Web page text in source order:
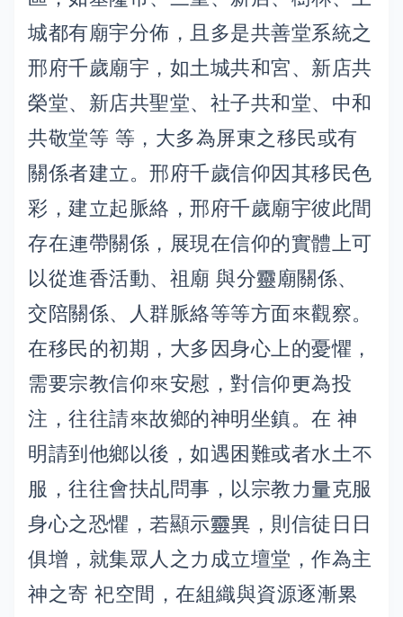
城都有廟宇分佈，且多是共善堂系統之
邢府千歲廟宇，如土城共和宮、新店共
榮堂、新店共聖堂、社子共和堂、中和
共敬堂等 等，大多為屏東之移民或有
關係者建立。邢府千歲信仰因其移民色
彩，建立起脈絡，邢府千歲廟宇彼此間
存在連帶關係，展現在信仰的實體上可
以從進香活動、祖廟 與分靈廟關係、
交陪關係、人群脈絡等等方面來觀察。
在移民的初期，大多因身心上的憂懼，
需要宗教信仰來安慰，對信仰更為投
注，往往請來故鄉的神明坐鎮。在 神
明請到他鄉以後，如遇困難或者水土不
服，往往會扶乩問事，以宗教力量克服
身心之恐懼，若顯示靈異，則信徒日日
俱增，就集眾人之力成立壇堂，作為主
神之寄 祀空間，在組織與資源逐漸累